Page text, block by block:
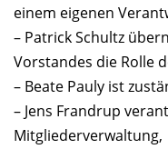
einem eigenen
– Patrick Schultz
Vorstandes die Rolle
– Beate Pauly ist
– Jens Frandrup
Mitgliederverwaltung,